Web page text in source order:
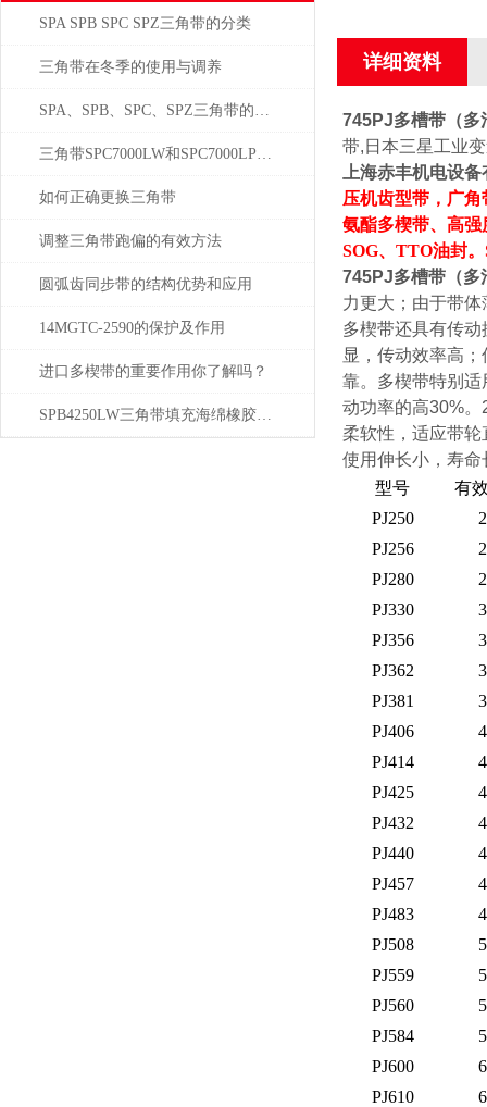
SPA SPB SPC SPZ三角带的分类
三角带在冬季的使用与调养
SPA、SPB、SPC、SPZ三角带的正确使用方法
三角带SPC7000LW和SPC7000LP区别究竟在哪里？
如何正确更换三角带
调整三角带跑偏的有效方法
圆弧齿同步带的结构优势和应用
14MGTC-2590的保护及作用
进口多楔带的重要作用你了解吗？
SPB4250LW三角带填充海绵橡胶的好处
详细资料
745PJ多槽带（多
带,日本三星工业
上海赤丰机电设备
压机齿型带，广
氨酯多楔带、 高强
SOG、TTO油封
745PJ多槽带（多
力更大；由于带
多楔带还具有传
显，传动效率高
靠。多楔带特别
动功率的高30%
柔软性，适应带
使用伸长小，寿命
型号
有
PJ250
PJ256
PJ280
PJ330
PJ356
PJ362
PJ381
PJ406
PJ414
PJ425
PJ432
PJ440
PJ457
PJ483
PJ508
PJ559
PJ560
PJ584
PJ600
PJ610